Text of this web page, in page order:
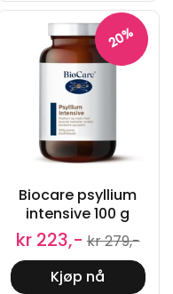
20%
Biocare psyllium
intensive 100 g
kr 223,- kr 279,-
Kjøp nå